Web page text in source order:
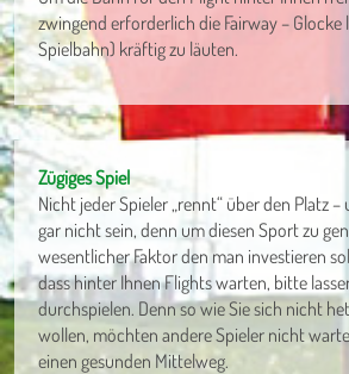
zwingend erforderlich die Fairway –
Spielbahn) kräftig zu läuten.
Zügiges Spiel
Nicht jeder Spieler „rennt“ über den Platz –
gar nicht sein, denn um diesen Sport zu
wesentlicher Faktor den man investieren
dass hinter Ihnen Flights warten, bitte
durchspielen. Denn so wie Sie sich nicht
wollen, möchten andere Spieler nicht
einen gesunden Mittelweg.